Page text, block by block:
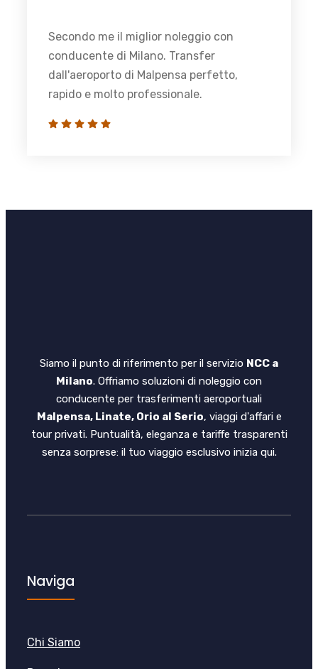
Secondo me il miglior noleggio con
conducente di Milano. Transfer
dall'aeroporto di Malpensa perfetto,
rapido e molto professionale.
Siamo il punto di riferimento per il servizio NCC a
Milano. Offriamo soluzioni di noleggio con
conducente per trasferimenti aeroportuali
Malpensa, Linate, Orio al Serio, viaggi d'affari e
tour privati. Puntualità, eleganza e tariffe trasparenti
senza sorprese: il tuo viaggio esclusivo inizia qui.
Naviga
Chi Siamo